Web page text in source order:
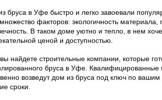
бруса в Уфе быстро и легко завоевали
факторов: экологичность
В таком доме уютно и тепло, в нем
ценой и доступностью.
найдете строительные компании, которые
бруса в Уфе. Квалифицированные
возведут дом из бруса под ключ по
сроки.